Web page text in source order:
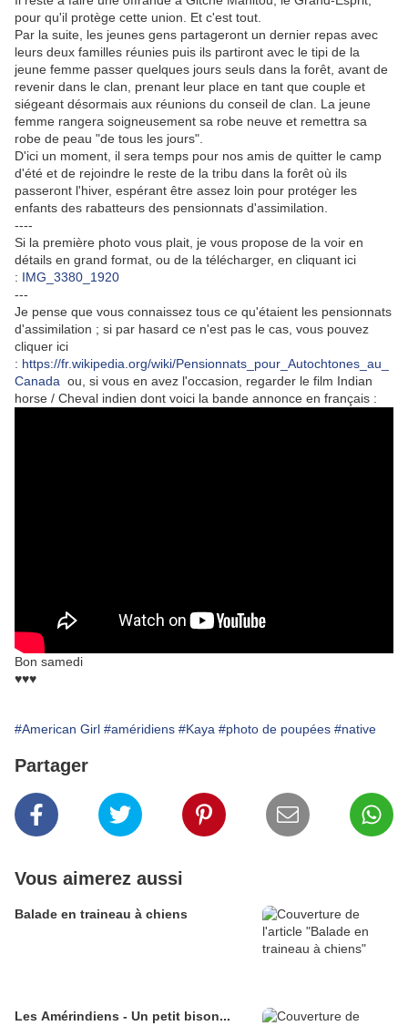
pour qu'il protège cette union. Et c'est tout.
Par la suite, les jeunes gens partageront un dernier repas avec
leurs deux familles réunies puis ils partiront avec le tipi de la
jeune femme passer quelques jours seuls dans la forêt, avant de
revenir dans le clan, prenant leur place en tant que couple et
siégeant désormais aux réunions du conseil de clan. La jeune
femme rangera soigneusement sa robe neuve et remettra sa
robe de peau "de tous les jours".
D'ici un moment, il sera temps pour nos amis de quitter le camp
d'été et de rejoindre le reste de la tribu dans la forêt où ils
passeront l'hiver, espérant être assez loin pour protéger les
enfants des rabatteurs des pensionnats d'assimilation.
----
Si la première photo vous plait, je vous propose de la voir en
détails en grand format, ou de la télécharger, en cliquant ici
: IMG_3380_1920
---
Je pense que vous connaissez tous ce qu'étaient les pensionnats
d'assimilation ; si par hasard ce n'est pas le cas, vous pouvez
cliquer ici
: https://fr.wikipedia.org/wiki/Pensionnats_pour_Autochtones_au_
Canada ou, si vous en avez l'occasion, regarder le film Indian
horse / Cheval indien dont voici la bande annonce en français :
Bon samedi
♥♥♥
#American Girl #améridiens #Kaya #photo de poupées #native
Partager
Vous aimerez aussi
Balade en traineau à chiens
Les Amérindiens - Un petit bison...